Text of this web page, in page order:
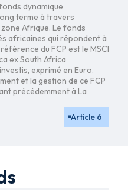
dynamique
terme à travers
Afrique. Le fonds
africaines qui répondent à
du FCP est le MSCI
ex South Africa
exprimé en Euro.
et la gestion de ce FCP
précédemment à La
Article 6